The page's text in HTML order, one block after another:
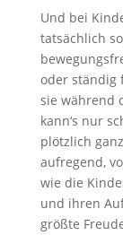
Und bei
tatsächlich
oder ständig
sie während
kann‘s nur
plötzlich
aufregend,
wie die
und ihren
größte